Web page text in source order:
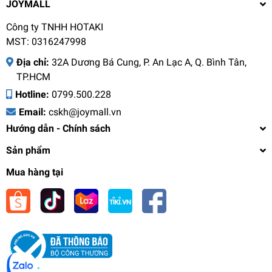
JOYMALL
Công ty TNHH HOTAKI
MST: 0316247998
Địa chỉ: 32A Dương Bá Cung, P. An Lạc A, Q. Bình Tân,
TP.HCM
Hotline: 0799.500.228
Email: cskh@joymall.vn
Hướng dẫn - Chính sách
Sản phẩm
Mua hàng tại
Bình giữ nhiệt gia đình 1L Elmich EL8353 EL8354
tràn - JoyMall
650.000₫
undefined